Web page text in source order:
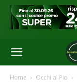
Home Occhi al Pio